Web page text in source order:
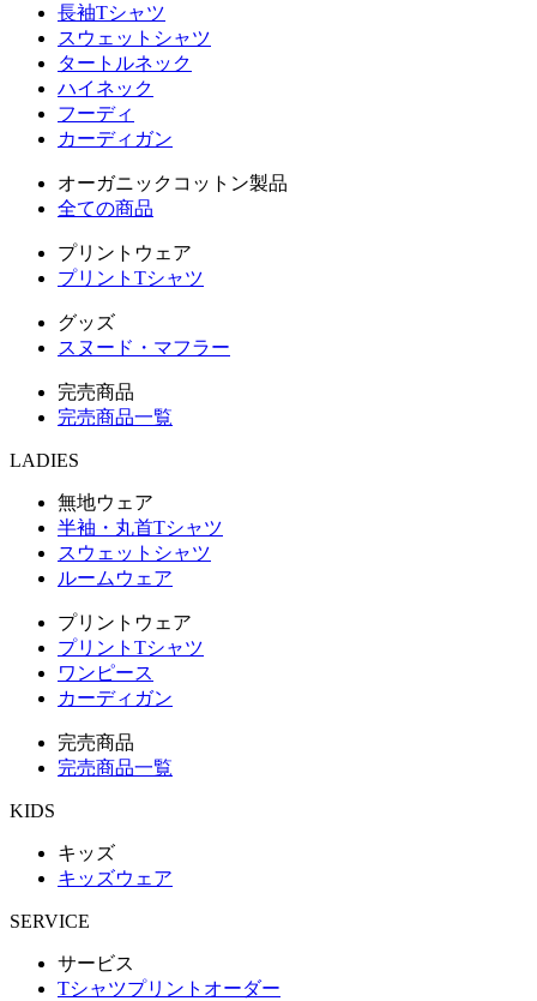
長袖Tシャツ
スウェットシャツ
タートルネック
ハイネック
フーディ
カーディガン
オーガニックコットン製品
全ての商品
プリントウェア
プリントTシャツ
グッズ
スヌード・マフラー
完売商品
完売商品一覧
LADIES
無地ウェア
半袖・丸首Tシャツ
スウェットシャツ
ルームウェア
プリントウェア
プリントTシャツ
ワンピース
カーディガン
完売商品
完売商品一覧
KIDS
キッズ
キッズウェア
SERVICE
サービス
Tシャツプリントオーダー